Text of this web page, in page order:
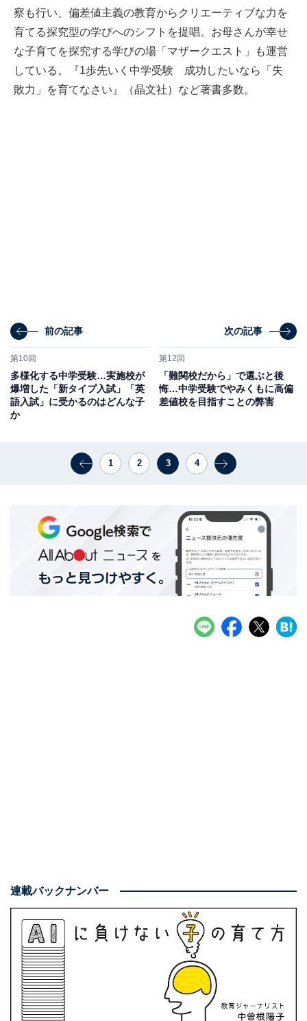
察も行い、偏差値主義の教育からクリエーティブな力を
育てる探究型の学びへのシフトを提唱。お母さんが幸せ
な子育てを探究する学びの場「マザークエスト」も運営
している。『1歩先いく中学受験 成功したいなら「失
敗力」を育てなさい』（晶文社）など著書多数。
前の記事
第10回
多様化する中学受験…実施校が
爆増した「新タイプ入試」「英
語入試」に受かるのはどんな子
か
次の記事
第12回
「難関校だから」で選ぶと後
悔…中学受験でやみくもに高偏
差値校を目指すことの弊害
1 2 3 4
連載バックナンバー